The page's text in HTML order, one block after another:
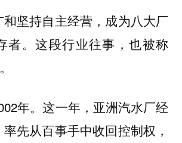
坚持自主经营，成为八大厂
者。这段行业往事，也被称
年。这一年，亚洲汽水厂经
先从百事手中收回控制权，